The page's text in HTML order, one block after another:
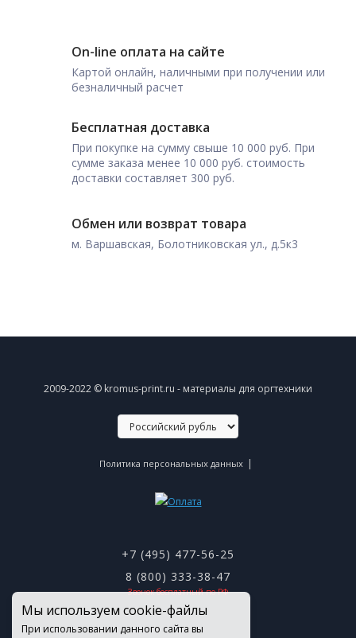
On-line оплата на сайте
Картой онлайн, наличными при получении или
безналичный расчет
Бесплатная доставка
При покупке на сумму свыше 10 000 руб. При
сумме заказа менее 10 000 руб. стоимость
доставки составляет 300 руб.
Обмен или возврат товара
м. Варшавская, Болотниковская ул., д.5к3
2009-2022 © kromus-print.ru - материалы для оргтехники
Политика персональных данных |
+7 (495) 477-56-25
8 (800) 333-38-47
Звонок бесплатный по РФ
Мы используем cookie-файлы
При использовании данного сайта вы